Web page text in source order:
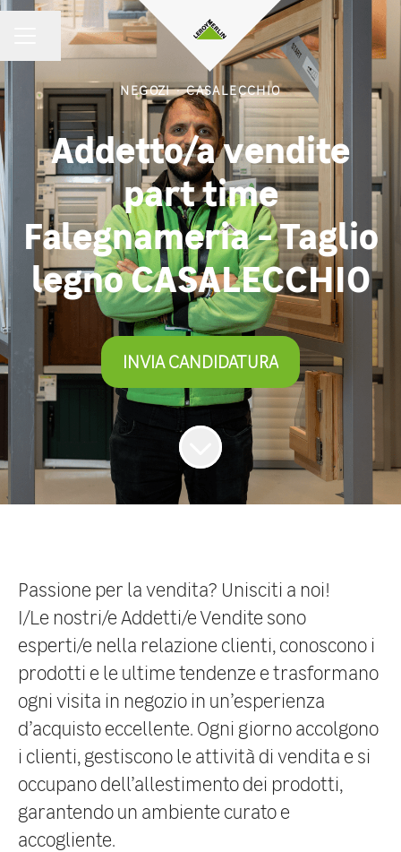
MENU CARRIERA
Condividi la pagina
NEGOZI · CASALECCHIO
Addetto/a vendite
part time
Falegnameria - Taglio
legno CASALECCHIO
INVIA CANDIDATURA
Passione per la vendita? Unisciti a noi!
I/Le nostri/e Addetti/e Vendite sono
esperti/e nella relazione clienti, conoscono i
prodotti e le ultime tendenze e trasformano
ogni visita in negozio in un’esperienza
d’acquisto eccellente. Ogni giorno accolgono
i clienti, gestiscono le attività di vendita e si
occupano dell’allestimento dei prodotti,
garantendo un ambiente curato e
accogliente.